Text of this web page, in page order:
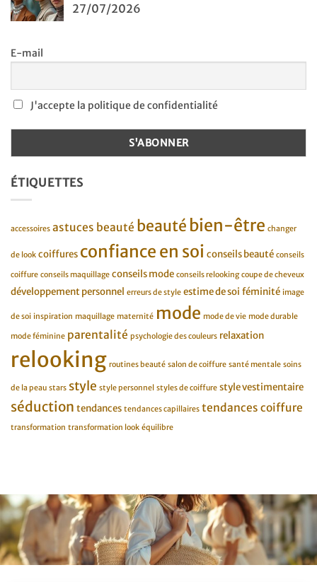
27/07/2026
E-mail
J'accepte la politique de confidentialité
ÉTIQUETTES
accessoires astuces beauté beauté bien-être changer
de look coiffures confiance en soi conseils beauté conseils
coiffure conseils maquillage conseils mode conseils relooking coupe de cheveux
développement personnel erreurs de style estime de soi féminité image
de soi inspiration maquillage maternité mode mode de vie mode durable
mode féminine parentalité psychologie des couleurs relaxation
relooking routines beauté salon de coiffure santé mentale soins
de la peau stars style style personnel styles de coiffure style vestimentaire
séduction tendances tendances capillaires tendances coiffure
transformation transformation look équilibre